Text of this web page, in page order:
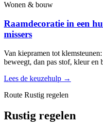
Wonen & bouw
Raamdecoratie in een
missers
Van kiepramen tot
beweegt, dan pas stof, kleur en
Lees de keuzehulp →
Route Rustig regelen
Rustig regelen